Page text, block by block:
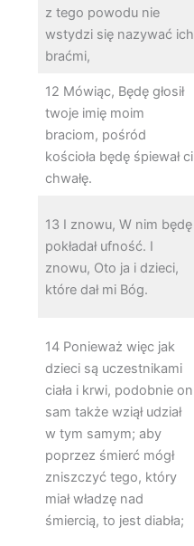
z tego powodu nie
wstydzi się nazywać ich
braćmi,
12 Mówiąc, Będę głosił
twoje imię moim
braciom, pośród
kościoła będę śpiewał ci
chwałę.
13 I znowu, W nim będę
pokładał ufność. I
znowu, Oto ja i dzieci,
które dał mi Bóg.
14 Ponieważ więc jak
dzieci są uczestnikami
ciała i krwi, podobnie on
sam także wziął udział
w tym samym; aby
poprzez śmierć mógł
zniszczyć tego, który
miał władzę nad
śmiercią, to jest diabła;